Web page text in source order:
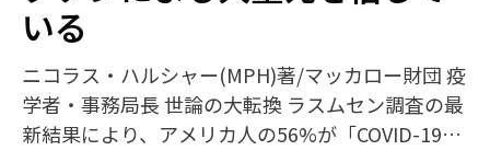
いる
ニコラス・ハルシャー(MPH)著/マッカロー財団 疫
学者・事務局長 世論の大転換 ラスムセン調査の最
新結果により、アメリカ人の56%が「COVID-19ワ